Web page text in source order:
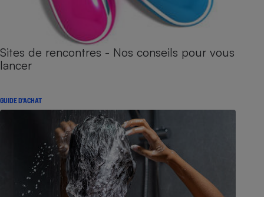
Sites de rencontres - Nos conseils pour vous
lancer
GUIDE D'ACHAT